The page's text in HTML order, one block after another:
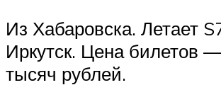
Из Хабаровска. Летает
Иркутск. Цена билетов
тысяч рублей.